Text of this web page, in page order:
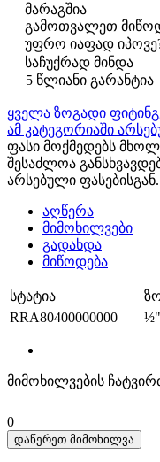
მარაგშია
გამოთვალეთ
უფრო იაფად
საჩუქრად მინდა
5 წლიანი გარანტია
ყველა ზოგადი
ამ კატეგორიაში
ფასი მოქმედებს
შესაძლოა
არსებული ფასებისგან.
აღწერა
მიმოხილვები
გადახდა
მიწოდება
სტატია
RRA80400000000
½"
მიმოხილვების
0
დაწერეთ მიმოხილვა